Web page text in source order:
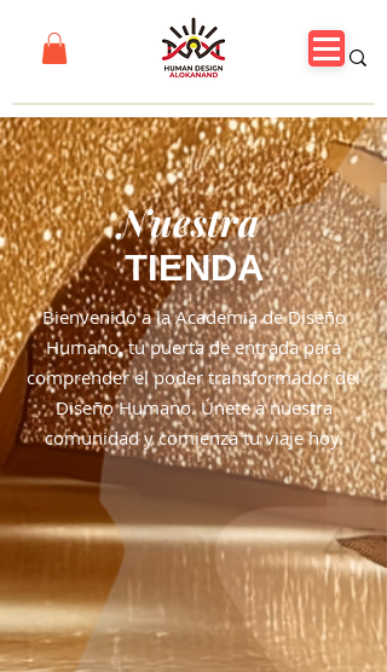
Nuestra
TIENDA
Bienvenido a la Academia de Diseño
Humano, tu puerta de entrada para
comprender el poder transformador del
Diseño Humano. Únete a nuestra
comunidad y comienza tu viaje hoy.